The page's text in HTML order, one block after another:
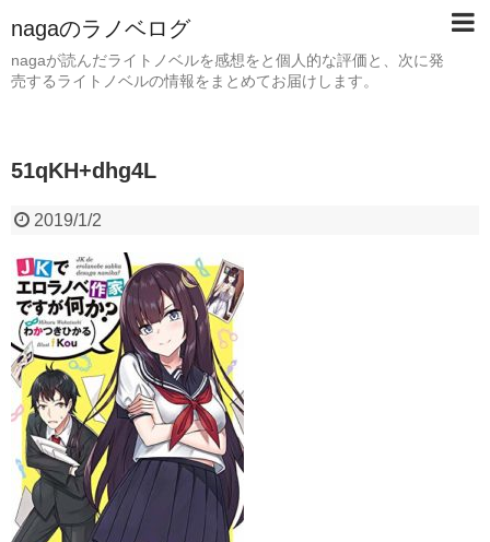
nagaのラノベログ
nagaが読んだライトノベルを感想をと個人的な評価と、次に発
売するライトノベルの情報をまとめてお届けします。
51qKH+dhg4L
2019/1/2